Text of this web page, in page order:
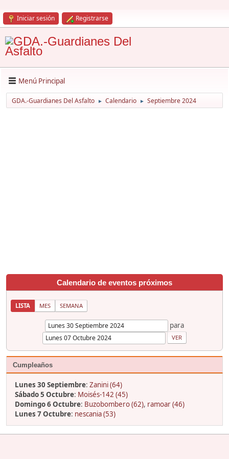
Iniciar sesión Registrarse
Menú Principal
GDA.-Guardianes Del Asfalto ► Calendario ► Septiembre 2024
Calendario de eventos próximos
LISTA MES SEMANA
para
Cumpleaños
Lunes 30 Septiembre: Zanini (64)
Sábado 5 Octubre: Moisés-142 (45)
Domingo 6 Octubre: Buzobombero (62), ramoar (46)
Lunes 7 Octubre: nescania (53)